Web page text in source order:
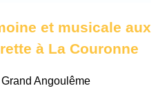
et musicale aux
à La Couronne
Grand Angoulême